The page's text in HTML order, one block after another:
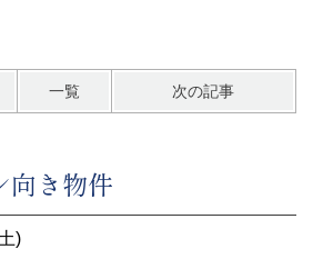
一覧 次の記事
向き物件
)